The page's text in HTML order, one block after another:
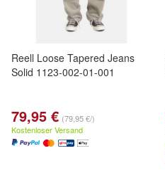
Reell Loose Tapered Jeans
Solid 1123-002-01-001
79,95 € (79,95 €/)
Kostenloser Versand